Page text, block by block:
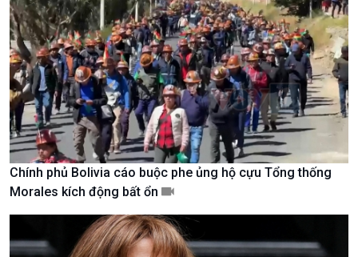
Giới thiệu
Thời sự
Thời sự 6h
Thời sự 12h
Thời sự 18h
Thời sự 21h30
Bản tin
Chuyên mục
Theo dòng Thời sự
Chính phủ Bolivia cáo buộc phe ủng hộ cựu Tổng thống
Morales kích động bất ổn